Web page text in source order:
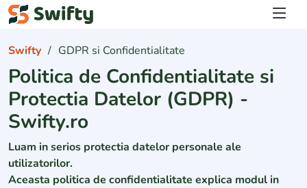
Swifty GDPR si Confidentialitate
Politica de Confidentialitate si
Protectia Datelor (GDPR) -
Swifty.ro
Luam in serios protectia datelor personale ale
utilizatorilor.
Aceasta politica de confidentialitate explica modul in